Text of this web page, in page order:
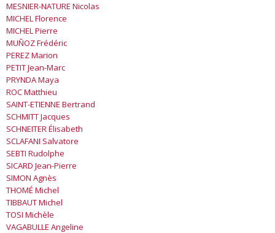
MESNIER-NATURE Nicolas
MICHELFlorence
MICHELPierre
MUÑOZFrédéric
PEREZMarion
PETITJean-Marc
PRYNDAMaya
ROCMatthieu
SAINT-ETIENNE Bertrand
SCHMITTJacques
SCHNEITERÉlisabeth
SCLAFANI Salvatore
SEBTI Rudolphe
SICARD Jean-Pierre
SIMON Agnès
THOMÉ Michel
TIBBAUTMichel
TOSI Michèle
VAGABULLE Angeline